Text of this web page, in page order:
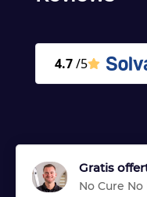
Gratis
No Cure No